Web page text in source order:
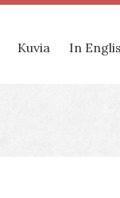
Kuvia In